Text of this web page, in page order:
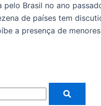
Brasil no ano
de países tem
a presença de